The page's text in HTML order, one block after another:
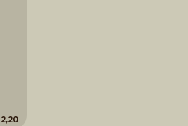
2,20